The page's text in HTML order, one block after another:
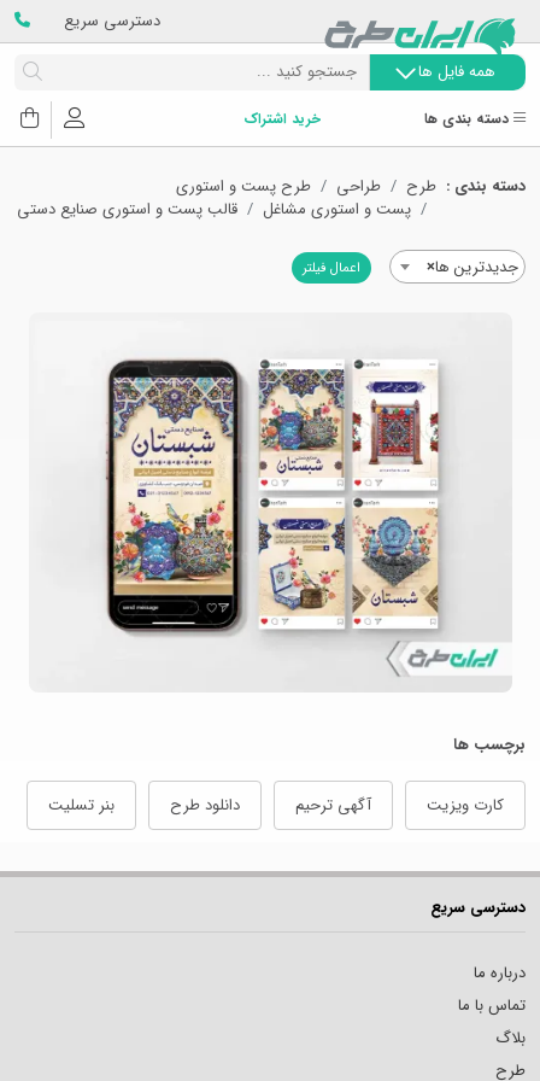
دسترسی سریع
همه فایل ها
دسته بندی ها خرید اشتراک
دسته بندی : طرح طراحی
طرح پست و استوری
پست و استوری مشاغل
قالب پست و استوری صنایع دستی
×جدیدترین ها اعمال فیلتر
برچسب ها
کارت ویزیت آگهی ترحیم دانلود طرح بنر تسلیت
دسترسی سریع
درباره ما
تماس با ما
بلاگ
طرح